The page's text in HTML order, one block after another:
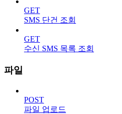
GET
SMS 단건 조회
GET
수신 SMS 목록 조회
파일
POST
파일 업로드